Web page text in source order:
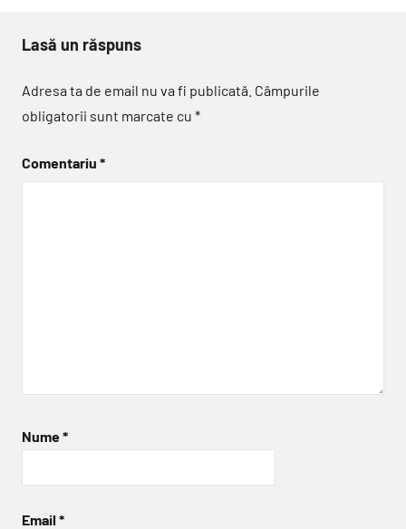
Lasă un răspuns
Adresa ta de email nu va fi publicată. Câmpurile
obligatorii sunt marcate cu *
Comentariu *
Nume*
Email *